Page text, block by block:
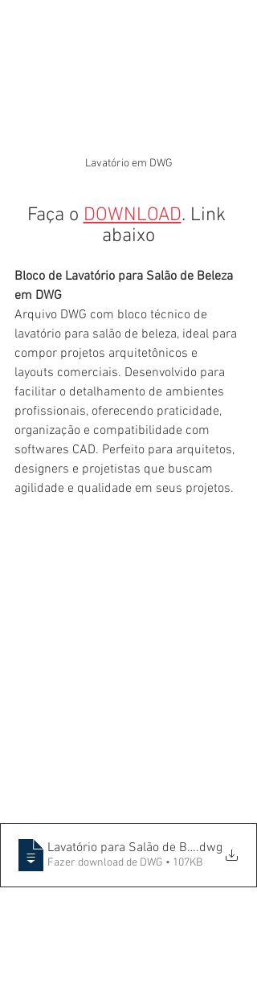
Lavatório em DWG
Faça o DOWNLOAD. Link
abaixo
Bloco de Lavatório para Salão de Beleza
em DWG
Arquivo DWG com bloco técnico de
lavatório para salão de beleza, ideal para
compor projetos arquitetônicos e
layouts comerciais. Desenvolvido para
facilitar o detalhamento de ambientes
profissionais, oferecendo praticidade,
organização e compatibilidade com
softwares CAD. Perfeito para arquitetos,
designers e projetistas que buscam
agilidade e qualidade em seus projetos.
Lavatório para Salão de Beleza
.dwg
Fazer download de DWG • 107KB